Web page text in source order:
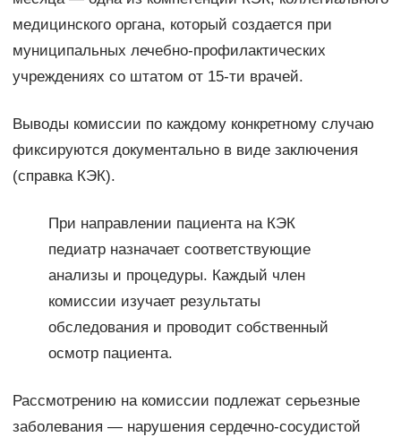
медицинского органа, который создается при
муниципальных лечебно-профилактических
учреждениях со штатом от 15-ти врачей.
Выводы комиссии по каждому конкретному случаю
фиксируются документально в виде заключения
(справка КЭК).
При направлении пациента на КЭК
педиатр назначает соответствующие
анализы и процедуры. Каждый член
комиссии изучает результаты
обследования и проводит собственный
осмотр пациента.
Рассмотрению на комиссии подлежат серьезные
заболевания — нарушения сердечно-сосудистой